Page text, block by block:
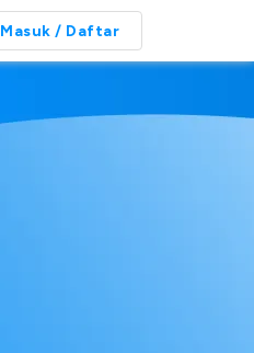
Masuk / Daftar